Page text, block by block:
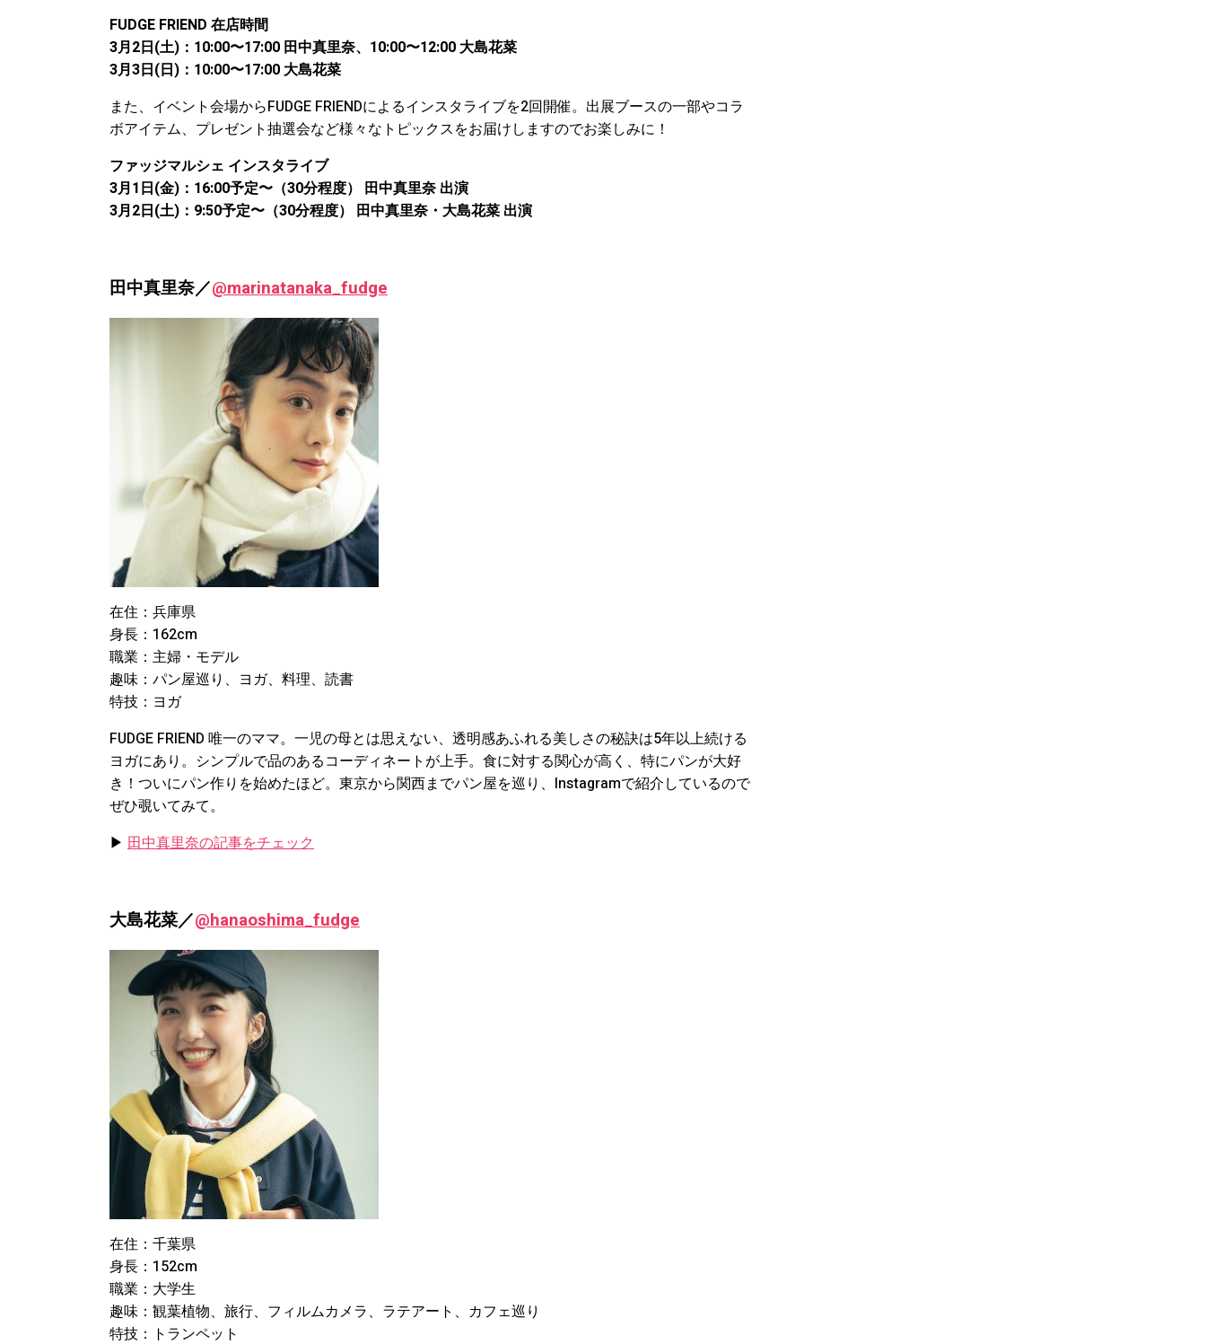
FUDGE FRIEND 在店時間
3月2日(土)：10:00〜17:00 田中真里奈、10:00〜12:00 大島花菜
3月3日(日)：10:00〜17:00 大島花菜
また、イベント会場からFUDGE FRIENDによるインスタライブを2回開催。出展ブースの一部やコラ
ボアイテム、プレゼント抽選会など様々なトピックスをお届けしますのでお楽しみに！
ファッジマルシェ インスタライブ
3月1日(金)：16:00予定〜（30分程度） 田中真里奈 出演
3月2日(土)：9:50予定〜（30分程度） 田中真里奈・大島花菜 出演
田中真里奈／@marinatanaka_fudge
在住：兵庫県
身長：162cm
職業：主婦・モデル
趣味：パン屋巡り、ヨガ、料理、読書
特技：ヨガ
FUDGE FRIEND 唯一のママ。一児の母とは思えない、透明感あふれる美しさの秘訣は5年以上続ける
ヨガにあり。シンプルで品のあるコーディネートが上手。食に対する関心が高く、特にパンが大好
き！ついにパン作りを始めたほど。東京から関西までパン屋を巡り、Instagramで紹介しているので
ぜひ覗いてみて。
▶︎ 田中真里奈の記事をチェック
大島花菜／@hanaoshima_fudge
在住：千葉県
身長：152cm
職業：大学生
趣味：観葉植物、旅行、フィルムカメラ、ラテアート、カフェ巡り
特技：トランペット